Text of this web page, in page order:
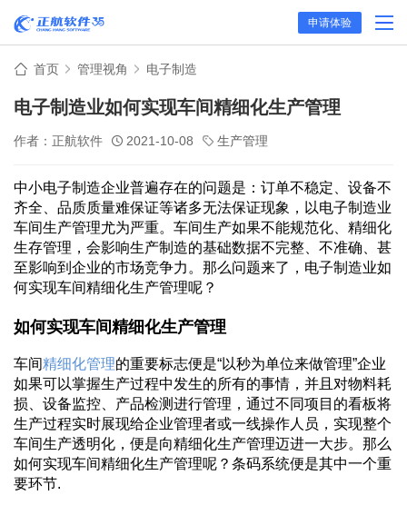
申请体验
首页 管理视角 电子制造
电子制造业如何实现车间精细化生产管理
作者：正航软件 2021-10-08 生产管理
中小电子制造企业普遍存在的问题是：订单不稳定、设备不
齐全、品质质量难保证等诸多无法保证现象，以电子制造业
车间生产管理尤为严重。车间生产如果不能规范化、精细化
生存管理，会影响生产制造的基础数据不完整、不准确、甚
至影响到企业的市场竞争力。那么问题来了，电子制造业如
何实现车间精细化生产管理呢？
如何实现车间精细化生产管理
车间精细化管理的重要标志便是“以秒为单位来做管理”企业
如果可以掌握生产过程中发生的所有的事情，并且对物料耗
损、设备监控、产品检测进行管理，通过不同项目的看板将
生产过程实时展现给企业管理者或一线操作人员，实现整个
车间生产透明化，便是向精细化生产管理迈进一大步。那么
如何实现车间精细化生产管理呢？条码系统便是其中一个重
要环节.